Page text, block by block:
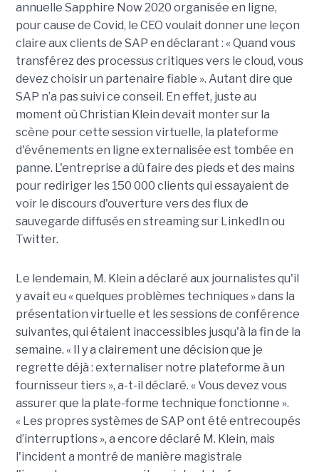
annuelle Sapphire Now 2020 organisée en ligne,
pour cause de Covid, le CEO voulait donner une leçon
claire aux clients de SAP en déclarant : « Quand vous
transférez des processus critiques vers le cloud, vous
devez choisir un partenaire fiable ». Autant dire que
SAP n’a pas suivi ce conseil. En effet, juste au
moment où Christian Klein devait monter sur la
scène pour cette session virtuelle, la plateforme
d'événements en ligne externalisée est tombée en
panne. L'entreprise a dû faire des pieds et des mains
pour rediriger les 150 000 clients qui essayaient de
voir le discours d'ouverture vers des flux de
sauvegarde diffusés en streaming sur LinkedIn ou
Twitter.
Le lendemain, M. Klein a déclaré aux journalistes qu'il
y avait eu « quelques problèmes techniques » dans la
présentation virtuelle et les sessions de conférence
suivantes, qui étaient inaccessibles jusqu'à la fin de la
semaine. « Il y a clairement une décision que je
regrette déjà : externaliser notre plateforme à un
fournisseur tiers », a-t-il déclaré. « Vous devez vous
assurer que la plate-forme technique fonctionne ».
« Les propres systèmes de SAP ont été entrecoupés
d’interruptions », a encore déclaré M. Klein, mais
l'incident a montré de manière magistrale